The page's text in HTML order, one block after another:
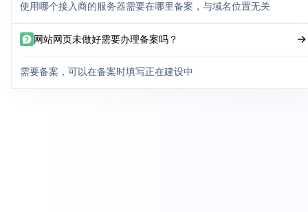
使用哪个接入商的服务器需要在哪里备案，与域名位置无关
网站网页未做好需要办理备案吗？
需要备案，可以在备案时填写正在建设中